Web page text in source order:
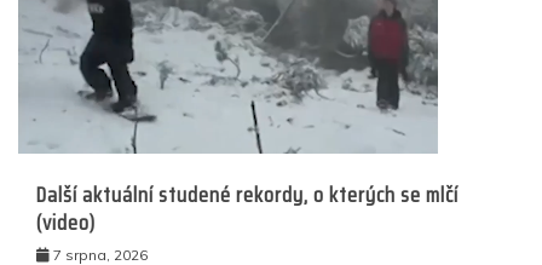
Další aktuální studené rekordy, o kterých se mlčí
(video)
7 srpna, 2026